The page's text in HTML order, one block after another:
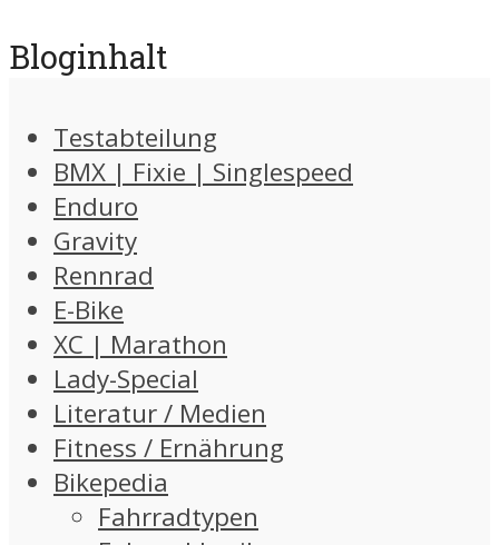
Bloginhalt
Testabteilung
BMX | Fixie | Singlespeed
Enduro
Gravity
Rennrad
E-Bike
XC | Marathon
Lady-Special
Literatur / Medien
Fitness / Ernährung
Bikepedia
Fahrradtypen